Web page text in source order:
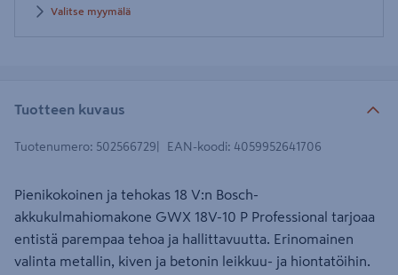
Valitse myymälä
Tuotteen kuvaus
Tuotenumero: 502566729 EAN-koodi: 4059952641706
Pienikokoinen ja tehokas 18 V:n Bosch-
akkukulmahiomakone GWX 18V-10 P Professional tarjoaa
entistä parempaa tehoa ja hallittavuutta. Erinomainen
valinta metallin, kiven ja betonin leikkuu- ja hiontatöihin.